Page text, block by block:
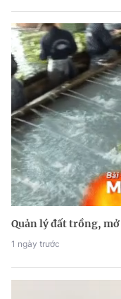
Quản lý đất trồng,
1 ngày trước